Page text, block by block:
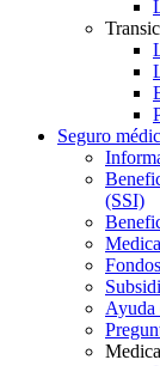
Seguro
(SSI)
Ayuda